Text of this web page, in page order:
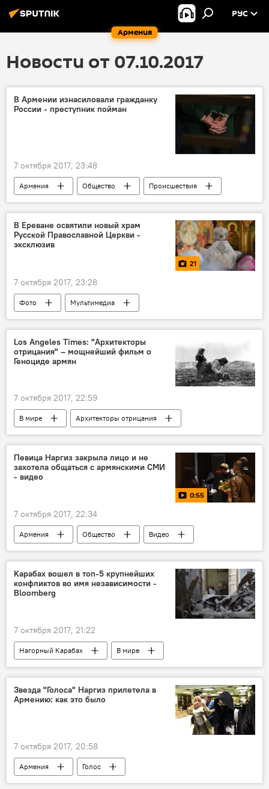
Армения
РУС
Новости от 07.10.2017
В Армении изнасиловали гражданку
России - преступник пойман
7 октября 2017, 23:48
Армения Общество
Происшествия
преступник
преступление
изнасилование
В Ереване освятили новый храм
Русской Православной Церкви -
эксклюзив
21
7 октября 2017, 23:28
Фото Мультимедиа
Los Angeles Times: "Архитекторы
отрицания" – мощнейший фильм о
Геноциде армян
7 октября 2017, 22:59
В мире Архитекторы отрицания
Певица Наргиз закрыла лицо и не
захотела общаться с армянскими СМИ
- видео
0:55
7 октября 2017, 22:34
Армения Общество
Видео
Мультимедиа
Культура
Наргиз
СМИ
Kaрабах вошел в топ-5 крупнейших
конфликтов во имя независимости -
Bloomberg
7 октября 2017, 21:22
Нагорный Карабах
В мире
Bloomberg
Нагорный Карабах сегодня
Звезда "Голоса" Наргиз прилетела в
Армению: как это было
7 октября 2017, 20:58
Армения Голос